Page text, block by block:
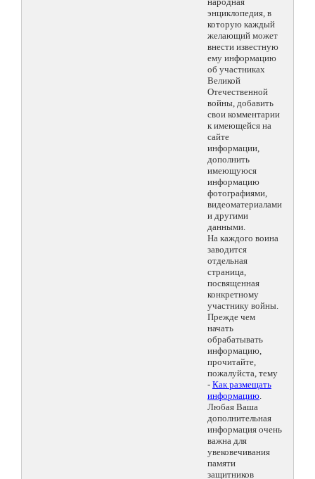
энциклопедия, в
которую каждый
желающий может
внести известную
ему информацию
об участниках
Великой
Отечественной
войны, добавить
свои комментарии
к имеющейся на
сайте
информации,
дополнить
имеющуюся
информацию
фотографиями,
видеоматериалами
и другими
данными.
На каждого воина
заводится
отдельная
страница,
посвященная
конкретному
участнику войны.
Прежде чем
начать
обрабатывать
информацию,
прочитайте,
пожалуйста, тему
- Как размещать
информацию.
Любая Ваша
дополнительная
информация очень
важна для
увековечивания
памяти
защитников